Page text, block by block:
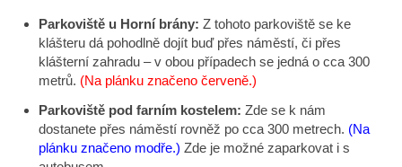
Parkoviště u Horní brány: Z tohoto parkoviště se ke
klášteru dá pohodlně dojít buď přes náměstí, či přes
klášterní zahradu – v obou případech se jedná o cca 300
metrů. (Na plánku značeno červeně.)
Parkoviště pod farním kostelem: Zde se k nám
dostanete přes náměstí rovněž po cca 300 metrech. (Na
plánku značeno modře.) Zde je možné zaparkovat i s